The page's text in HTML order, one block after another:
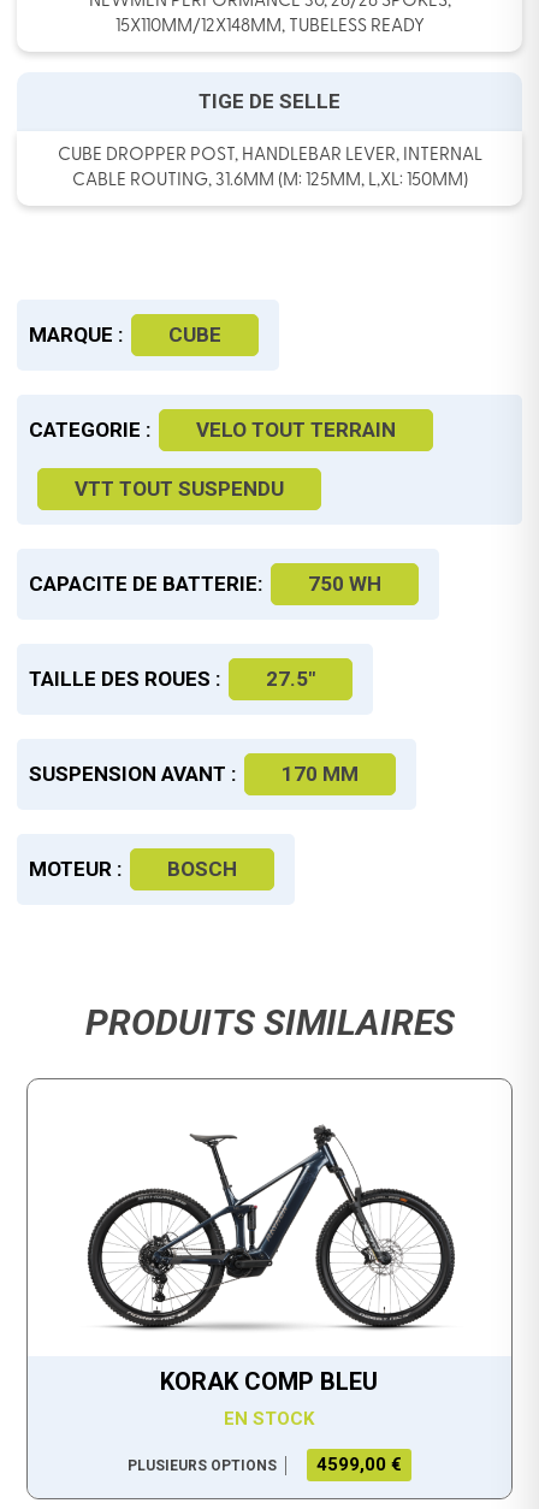
15X110MM/12X148MM, TUBELESS READY
TIGE DE SELLE
CUBE DROPPER POST, HANDLEBAR LEVER, INTERNAL
CABLE ROUTING, 31.6MM (M: 125MM, L,XL: 150MM)
MARQUE : CUBE
CATEGORIE : VELO TOUT TERRAIN
VTT TOUT SUSPENDU
CAPACITE DE BATTERIE: 750 WH
TAILLE DES ROUES : 27.5"
SUSPENSION AVANT : 170 MM
MOTEUR : BOSCH
PRODUITS SIMILAIRES
KORAK COMP BLEU
EN STOCK
PLUSIEURS OPTIONS 4599,00 €